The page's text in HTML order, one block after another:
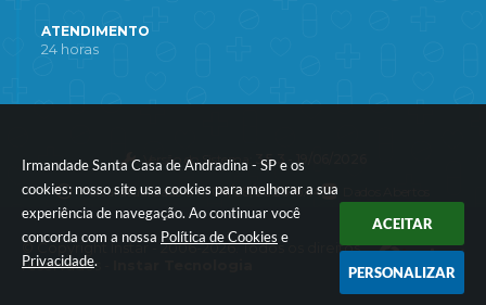
Irmandade Santa Casa de Andradina - SP e os
cookies: nosso site usa cookies para melhorar a sua
experiência de navegação. Ao continuar você
concorda com a nossa Política de Cookies e
Privacidade.
ACEITAR
PERSONALIZAR
ATENDIMENTO
24 horas
Versão do Sistema:
3.5.3 - 19/06/2026
Portal atualizado em: 04/08/2026 16:44
© Copyright Instar - 2006-2026. Todos os direitos
reservados -